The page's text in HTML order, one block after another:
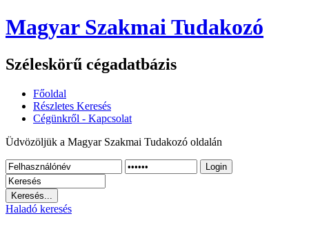
Magyar Szakmai Tudakozó
Széleskörű cégadatbázis
Főoldal
Részletes Keresés
Cégünkről - Kapcsolat
Üdvözöljük a Magyar Szakmai Tudakozó oldalán
Login
Haladó keresés